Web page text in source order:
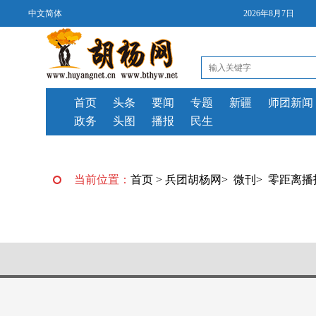
中文简体 2026年8月7日
首页 头条
要闻
政务
头图 播报
专题 新疆
师团新闻
民生
当前位置： 首页 > 兵团胡杨网> 微刊 > 零距离播